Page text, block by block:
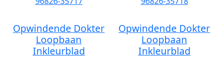
Opwindende Dokter
Loopbaan
Inkleurblad
Opwindende Dokter
Loopbaan
Inkleurblad